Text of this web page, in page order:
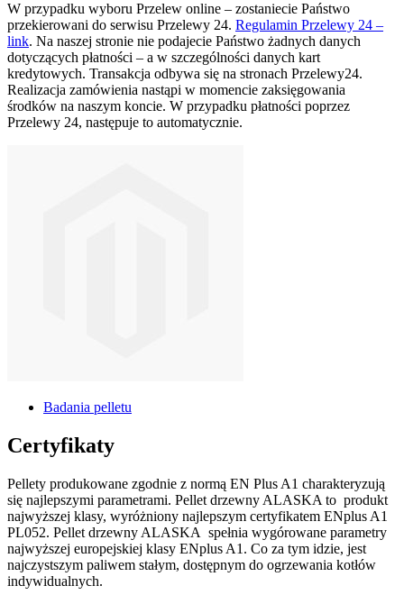
W przypadku wyboru Przelew online – zostaniecie Państwo
przekierowani do serwisu Przelewy 24. Regulamin Przelewy 24 –
link. Na naszej stronie nie podajecie Państwo żadnych danych
dotyczących płatności – a w szczególności danych kart
kredytowych. Transakcja odbywa się na stronach Przelewy24.
Realizacja zamówienia nastąpi w momencie zaksięgowania
środków na naszym koncie. W przypadku płatności poprzez
Przelewy 24, następuje to automatycznie.
Badania pelletu
Certyfikaty
Pellety produkowane zgodnie z normą EN Plus A1 charakteryzują
się najlepszymi parametrami. Pellet drzewny ALASKA to produkt
najwyższej klasy, wyróżniony najlepszym certyfikatem ENplus A1
PL052. Pellet drzewny ALASKA spełnia wygórowane parametry
najwyższej europejskiej klasy ENplus A1. Co za tym idzie, jest
najczystszym paliwem stałym, dostępnym do ogrzewania kotłów
indywidualnych.